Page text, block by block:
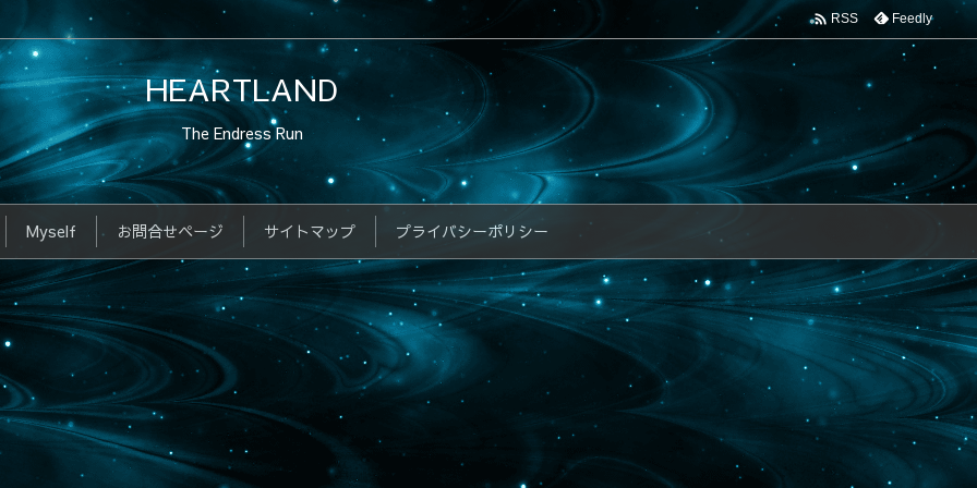
HEARTLAND
The Endress Run
Myself お問合せページ サイトマップ プライバシーポリシー
 RSS Feedly